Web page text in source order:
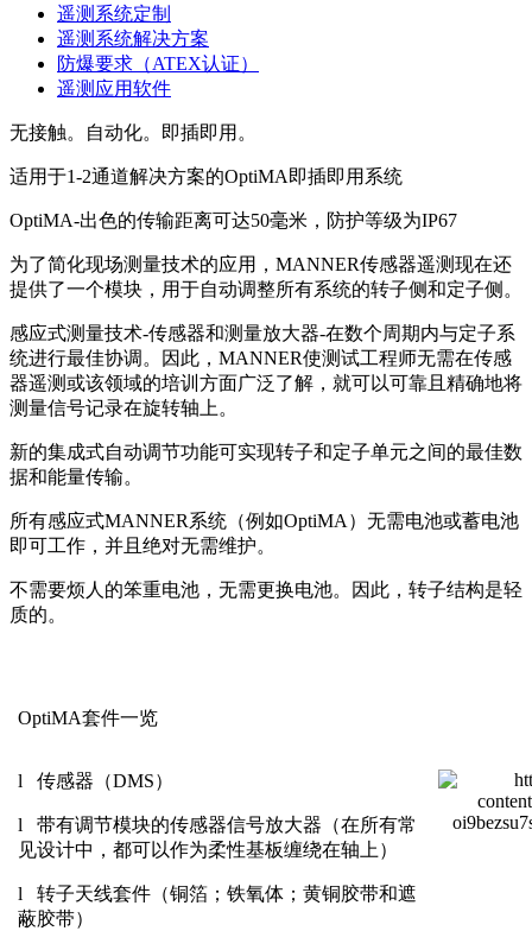
遥测系统定制
遥测系统解决方案
防爆要求（ATEX认证）
遥测应用软件
无接触。自动化。即插即用。
适用于1-2通道解决方案的OptiMA即插即用系统
OptiMA-出色的传输距离可达50毫米，防护等级为IP67
为了简化现场测量技术的应用，MANNER传感器遥测现在还
提供了一个模块，用于自动调整所有系统的转子侧和定子侧。
感应式测量技术-传感器和测量放大器-在数个周期内与定子系
统进行最佳协调。因此，MANNER使测试工程师无需在传感
器遥测或该领域的培训方面广泛了解，就可以可靠且精确地将
测量信号记录在旋转轴上。
新的集成式自动调节功能可实现转子和定子单元之间的最佳数
据和能量传输。
所有感应式MANNER系统（例如OptiMA）无需电池或蓄电池
即可工作，并且绝对无需维护。
不需要烦人的笨重电池，无需更换电池。因此，转子结构是轻
质的。
OptiMA套件一览
l 传感器（DMS）
l 带有调节模块的传感器信号放大器（在所有常
见设计中，都可以作为柔性基板缠绕在轴上）
l 转子天线套件（铜箔；铁氧体；黄铜胶带和遮
蔽胶带）